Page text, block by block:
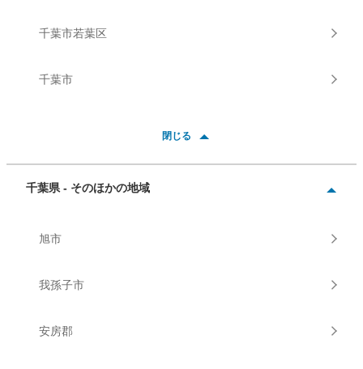
千葉市若葉区
千葉市
閉じる
千葉県 - そのほかの地域
旭市
我孫子市
安房郡